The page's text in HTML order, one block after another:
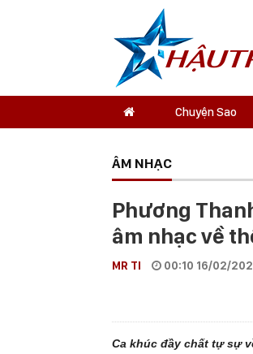
Chuyện Sao
ÂM NHẠC
Phương
âm nhạc về
MR TI 00:10 16/02/
Ca khúc đầy chất tự sự